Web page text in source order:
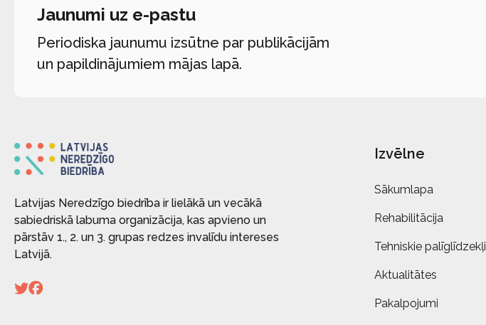
Jaunumi uz e-pastu
Periodiska jaunumu izsūtne par publikācijām
un papildinājumiem mājas lapā.
Latvijas Neredzīgo biedrība ir lielākā un vecākā
sabiedriskā labuma organizācija, kas apvieno un
pārstāv 1., 2. un 3. grupas redzes invalīdu intereses
Latvijā.
Izvēlne
Sākumlapa
Rehabilitācija
Tehniskie palīglīdzekļi
Aktualitātes
Pakalpojumi